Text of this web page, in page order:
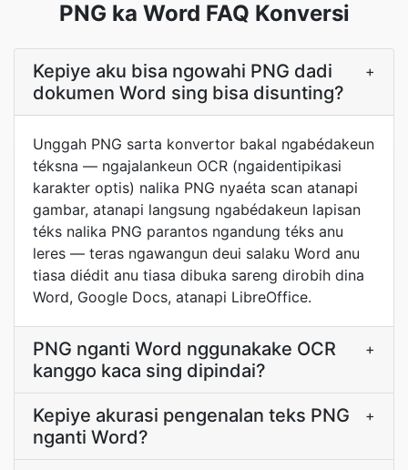
PNG ka Word FAQ Konversi
Kepiye aku bisa ngowahi PNG dadi
dokumen Word sing bisa disunting?
+
Unggah PNG sarta konvertor bakal ngabédakeun
téksna — ngajalankeun OCR (ngaidentipikasi
karakter optis) nalika PNG nyaéta scan atanapi
gambar, atanapi langsung ngabédakeun lapisan
téks nalika PNG parantos ngandung téks anu
leres — teras ngawangun deui salaku Word anu
tiasa diédit anu tiasa dibuka sareng dirobih dina
Word, Google Docs, atanapi LibreOffice.
PNG nganti Word nggunakake OCR
kanggo kaca sing dipindai?
+
Kepiye akurasi pengenalan teks PNG
nganti Word?
+